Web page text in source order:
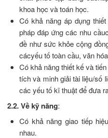
khoa học và toán học.
Có khả năng áp dụng
pháp đáp ứng các nhu
đề như sức khỏe cộng
cácyếu tố toàn cầu, văn
Có khả năng thiết kế và
tích và minh giải tài liệu/số
các yếu tố kĩ thuật để đưa
2.2. Về kỹ năng:
Có khả năng giao tiếp
nhau.